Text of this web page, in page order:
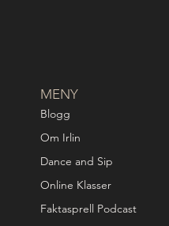
MENY
Blogg
Om Irlin
Dance and Sip
Online Klasser
Faktasprell Podcast